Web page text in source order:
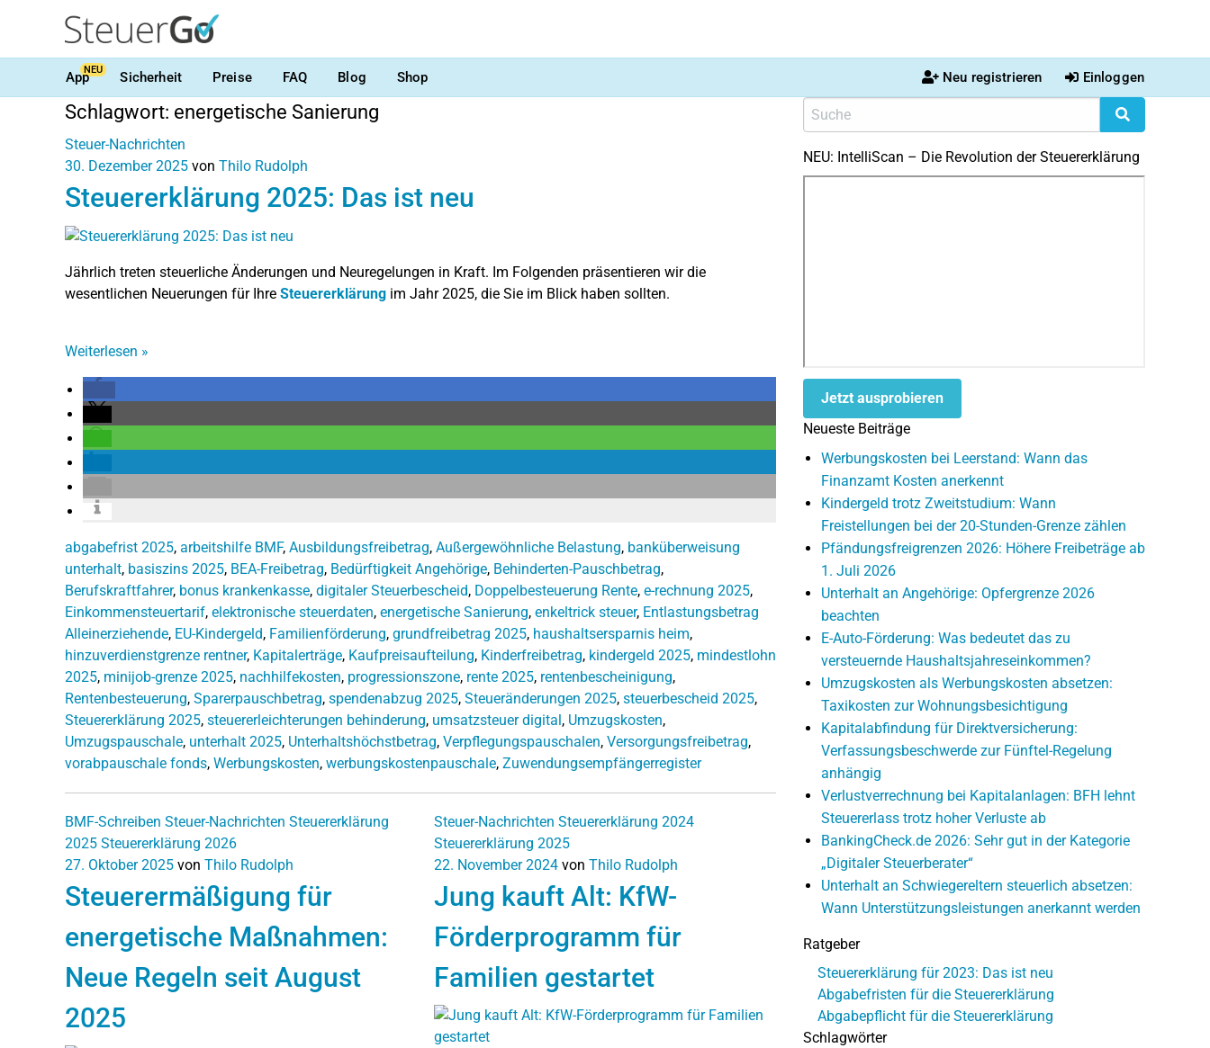
AppNEU Sicherheit Preise FAQ Blog Shop Neu registrieren Einloggen
Schlagwort: energetische Sanierung
Steuer-Nachrichten
30. Dezember 2025 von Thilo Rudolph
Steuererklärung 2025: Das ist neu
Jährlich treten steuerliche Änderungen und Neuregelungen in Kraft. Im Folgenden präsentieren wir die
wesentlichen Neuerungen für Ihre Steuererklärung im Jahr 2025, die Sie im Blick haben sollten.
Weiterlesen »
abgabefrist 2025, arbeitshilfe BMF, Ausbildungsfreibetrag, Außergewöhnliche Belastung, banküberweisung
unterhalt, basiszins 2025, BEA-Freibetrag, Bedürftigkeit Angehörige, Behinderten-Pauschbetrag,
Berufskraftfahrer, bonus krankenkasse, digitaler Steuerbescheid, Doppelbesteuerung Rente, e-rechnung 2025,
Einkommensteuertarif, elektronische steuerdaten, energetische Sanierung, enkeltrick steuer, Entlastungsbetrag
Alleinerziehende, EU-Kindergeld, Familienförderung, grundfreibetrag 2025, haushaltsersparnis heim,
hinzuverdienstgrenze rentner, Kapitalerträge, Kaufpreisaufteilung, Kinderfreibetrag, kindergeld 2025, mindestlohn
2025, minijob-grenze 2025, nachhilfekosten, progressionszone, rente 2025, rentenbescheinigung,
Rentenbesteuerung, Sparerpauschbetrag, spendenabzug 2025, Steueränderungen 2025, steuerbescheid 2025,
Steuererklärung 2025, steuererleichterungen behinderung, umsatzsteuer digital, Umzugskosten,
Umzugspauschale, unterhalt 2025, Unterhaltshöchstbetrag, Verpflegungspauschalen, Versorgungsfreibetrag,
vorabpauschale fonds, Werbungskosten, werbungskostenpauschale, Zuwendungsempfängerregister
BMF-Schreiben Steuer-Nachrichten Steuererklärung
2025 Steuererklärung 2026
27. Oktober 2025 von Thilo Rudolph
Steuerermäßigung für
energetische Maßnahmen:
Neue Regeln seit August
2025
Steuer-Nachrichten Steuererklärung 2024
Steuererklärung 2025
22. November 2024 von Thilo Rudolph
Jung kauft Alt: KfW-
Förderprogramm für
Familien gestartet
NEU: IntelliScan – Die Revolution der Steuererklärung
Jetzt ausprobieren
Neueste Beiträge
Werbungskosten bei Leerstand: Wann das
Finanzamt Kosten anerkennt
Kindergeld trotz Zweitstudium: Wann
Freistellungen bei der 20-Stunden-Grenze zählen
Pfändungsfreigrenzen 2026: Höhere Freibeträge ab
1. Juli 2026
Unterhalt an Angehörige: Opfergrenze 2026
beachten
E-Auto-Förderung: Was bedeutet das zu
versteuernde Haushaltsjahreseinkommen?
Umzugskosten als Werbungskosten absetzen:
Taxikosten zur Wohnungsbesichtigung
Kapitalabfindung für Direktversicherung:
Verfassungsbeschwerde zur Fünftel-Regelung
anhängig
Verlustverrechnung bei Kapitalanlagen: BFH lehnt
Steuererlass trotz hoher Verluste ab
BankingCheck.de 2026: Sehr gut in der Kategorie
„Digitaler Steuerberater“
Unterhalt an Schwiegereltern steuerlich absetzen:
Wann Unterstützungsleistungen anerkannt werden
Ratgeber
Steuererklärung für 2023: Das ist neu
Abgabefristen für die Steuererklärung
Abgabepflicht für die Steuererklärung
Schlagwörter